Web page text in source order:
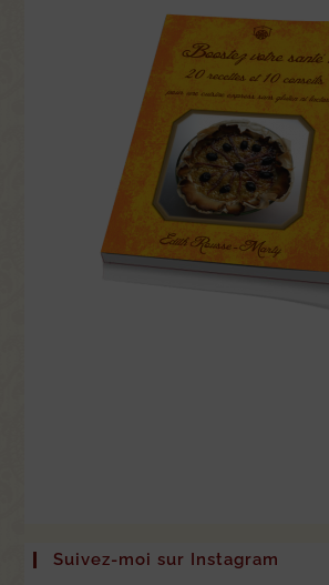
Suivez-moi sur Instagram